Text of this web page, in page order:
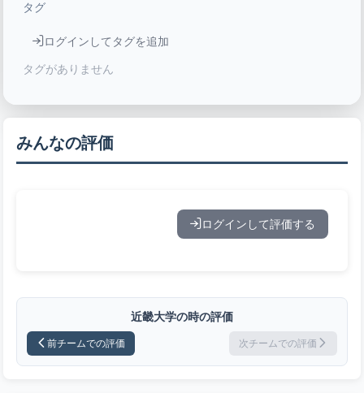
タグ
ログインしてタグを追加
タグがありません
みんなの評価
ログインして評価する
近畿大学の時の評価
前チームでの評価 次チームでの評価